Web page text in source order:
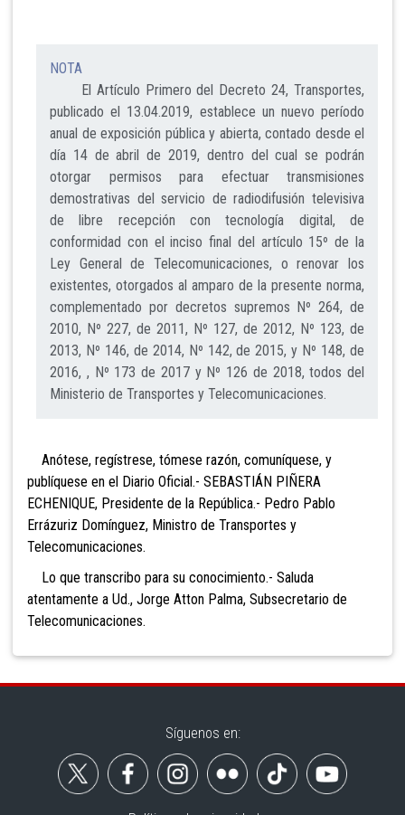
NOTA
El Artículo Primero del Decreto 24, Transportes,
publicado el 13.04.2019, establece un nuevo período
anual de exposición pública y abierta, contado desde el
día 14 de abril de 2019, dentro del cual se podrán
otorgar permisos para efectuar transmisiones
demostrativas del servicio de radiodifusión televisiva
de libre recepción con tecnología digital, de
conformidad con el inciso final del artículo 15º de la
Ley General de Telecomunicaciones, o renovar los
existentes, otorgados al amparo de la presente norma,
complementado por decretos supremos Nº 264, de
2010, Nº 227, de 2011, Nº 127, de 2012, Nº 123, de
2013, Nº 146, de 2014, Nº 142, de 2015, y Nº 148, de
2016, , Nº 173 de 2017 y Nº 126 de 2018, todos del
Ministerio de Transportes y Telecomunicaciones.
Anótese, regístrese, tómese razón, comuníquese, y
publíquese en el Diario Oficial.- SEBASTIÁN PIÑERA
ECHENIQUE, Presidente de la República.- Pedro Pablo
Errázuriz Domínguez, Ministro de Transportes y
Telecomunicaciones.
Lo que transcribo para su conocimiento.- Saluda
atentamente a Ud., Jorge Atton Palma, Subsecretario de
Telecomunicaciones.
Síguenos en: